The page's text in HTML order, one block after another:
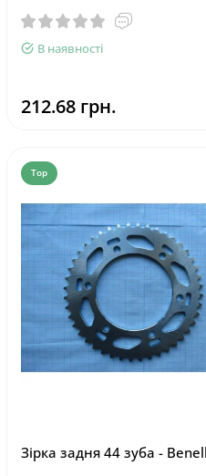
В наявності
212.68 грн.
Top
Зірка задня 44 зуба -